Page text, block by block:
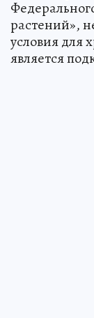
растений»,
условия для
является